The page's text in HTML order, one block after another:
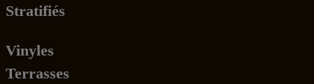
Stratifiés
Vinyles
Terrasses